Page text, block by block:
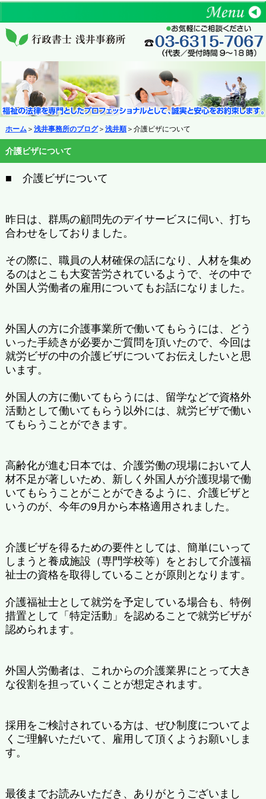
ホーム ＞ 浅井事務所のブログ＞ 浅井順＞介護ビザについて
介護ビザについて
■ 介護ビザについて
昨日は、群馬の顧問先のデイサービスに伺い、打ち
合わせをしておりました。
その際に、職員の人材確保の話になり、人材を集め
るのはとこも大変苦労されているようで、その中で
外国人労働者の雇用についてもお話になりました。
外国人の方に介護事業所で働いてもらうには、どう
いった手続きが必要かご質問を頂いたので、今回は
就労ビザの中の介護ビザについてお伝えしたいと思
います。
外国人の方に働いてもらうには、留学などで資格外
活動として働いてもらう以外には、就労ビザで働い
てもらうことができます。
高齢化が進む日本では、介護労働の現場において人
材不足が著しいため、新しく外国人が介護現場で働
いてもらうことがことができるように、介護ビザと
いうのが、今年の9月から本格適用されました。
介護ビザを得るための要件としては、簡単にいって
しまうと養成施設（専門学校等）をとおして介護福
祉士の資格を取得していることが原則となります。
介護福祉士として就労を予定している場合も、特例
措置として「特定活動」を認めることで就労ビザが
認められます。
外国人労働者は、これからの介護業界にとって大き
な役割を担っていくことが想定されます。
採用をご検討されている方は、ぜひ制度についてよ
くご理解いただいて、雇用して頂くようお願いしま
す。
最後までお読みいただき、ありがとうございまし